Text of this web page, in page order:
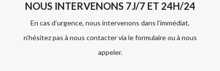
NOUS INTERVENONS 7J/7 ET 24H/24
En cas d’urgence, nous intervenons dans l’immédiat,
n’hésitez pas à nous contacter via le formulaire ou à nous
appeler.